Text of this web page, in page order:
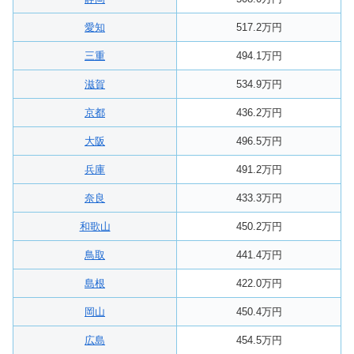
愛知 517.2万円
三重 494.1万円
滋賀 534.9万円
京都 436.2万円
大阪 496.5万円
兵庫 491.2万円
奈良 433.3万円
和歌山 450.2万円
鳥取 441.4万円
島根 422.0万円
岡山 450.4万円
広島 454.5万円